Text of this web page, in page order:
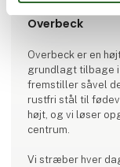
Produktet er
Overbeck
Overbeck er en
grundlagt tilbage i
fremstiller såvel
rustfri stål til
højt, og vi løser
centrum.
Vi stræber hver